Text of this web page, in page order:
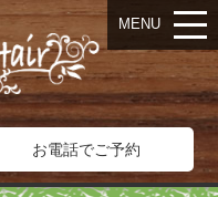
お電話でご予約
MENU